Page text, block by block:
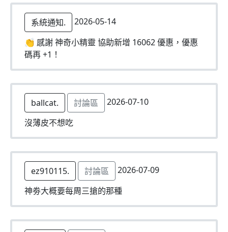
系統通知.
2026-05-14
👏 感謝 神奇小精靈 協助新增 16062 優惠，優惠
碼再 +1！
ballcat. 討論區
2026-07-10
沒薄皮不想吃
ez910115. 討論區
2026-07-09
神劵大概要每周三搶的那種